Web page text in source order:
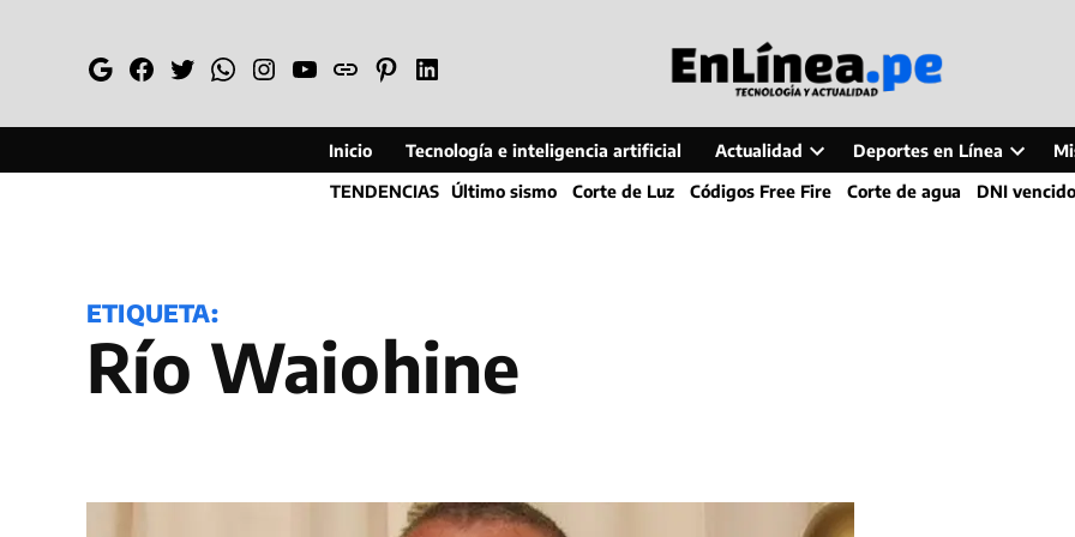
GoogleFacebook
TwitterWhatsapp
Instagram
YouTube
WebPinterestLinkedin
Inicio Tecnología e inteligencia artificial Actualidad
Open
dropdown
Deportes en Línea
Open
dropdown
TENDENCIAS Último sismo Corte de Luz Códigos Free Fire Corte de agua DNI vencido
ETIQUETA:
Río Waiohine